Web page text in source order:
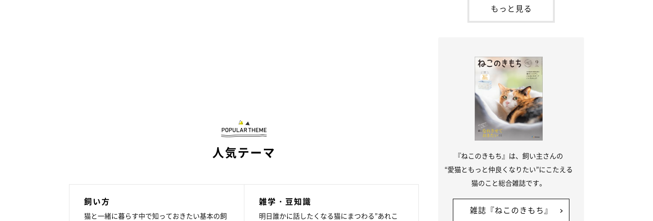
人気テーマ
飼い方
猫と一緒に暮らす中で知っておきたい基本の飼
雑学・豆知識
明日誰かに話したくなる猫にまつわる”あれこ
てお世話を求めるときに鳴き声を使いま
す。子猫なので「ニャー」よりもややか細
い「ミャア」といった鳴き声になります
もっと見る
『ねこのきもち』は、飼い主さんの
“愛猫ともっと仲良くなりたい”にこたえる
猫のこと総合雑誌です。
雑誌『ねこのきもち』